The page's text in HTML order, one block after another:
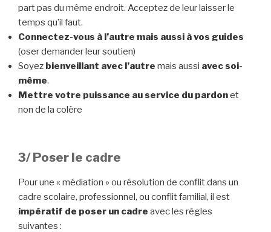
part pas du même endroit. Acceptez de leur laisser le
temps qu’il faut.
Connectez-vous à l’autre mais aussi à vos guides
(oser demander leur soutien)
Soyez bienveillant avec l’autre mais aussi avec soi-
même.
Mettre votre puissance au service du pardonet
non de la colère
3/ Poser le cadre
Pour une « médiation » ou résolution de conflit dans un
cadre scolaire, professionnel, ou conflit familial, il est
impératif de poser un cadre avec les règles
suivantes :